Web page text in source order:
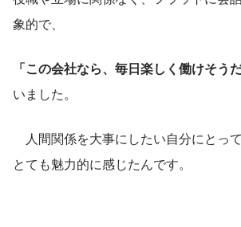
象的で、
「この会社なら、毎日楽しく働けそう
いました。
人間関係を大事にしたい自分にとっ
とても魅力的に感じたんです。